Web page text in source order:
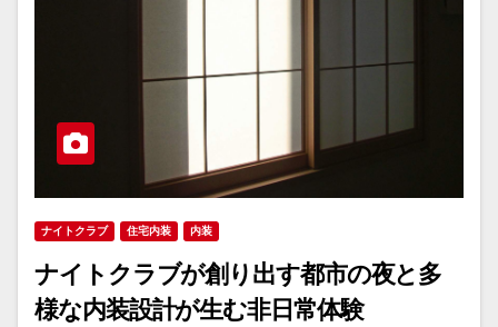
ナイトクラブ 住宅内装 内装
ナイトクラブが創り出す都市の夜と多
様な内装設計が生む非日常体験